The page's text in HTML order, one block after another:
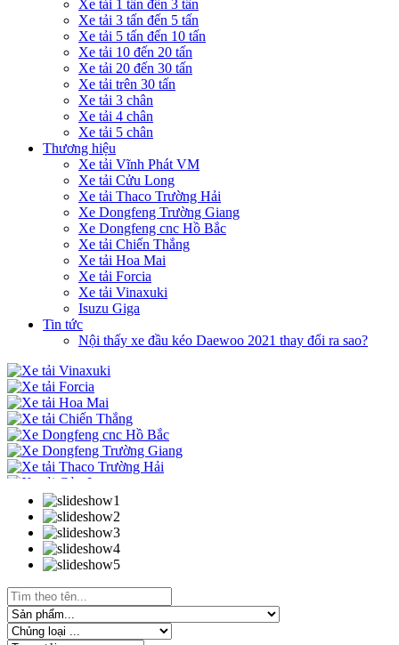
Xe tải 1 tấn đến 3 tấn
Xe tải 3 tấn đến 5 tấn
Xe tải 5 tấn đến 10 tấn
Xe tải 10 đến 20 tấn
Xe tải 20 đến 30 tấn
Xe tải trên 30 tấn
Xe tải 3 chân
Xe tải 4 chân
Xe tải 5 chân
Thương hiệu
Xe tải Vĩnh Phát VM
Xe tải Cửu Long
Xe tải Thaco Trường Hải
Xe Dongfeng Trường Giang
Xe Dongfeng cnc Hồ Bắc
Xe tải Chiến Thắng
Xe tải Hoa Mai
Xe tải Forcia
Xe tải Vinaxuki
Isuzu Giga
Tin tức
Nội thấy xe đầu kéo Daewoo 2021 thay đổi ra sao?